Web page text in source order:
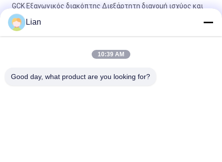
GCK Εξαγωγικός διακόπτης ∆ιεξάρτητη διανομή ισχύος και
έλεγχο κινητήρα για απαιτητικές εφαρμογές
GCS LV Εξαρτήματα διακόπτη με ονομαστική τάση AC 380 400
εξοπλισμού 0.4KV σταθμών παραγωγής ηλεκτρικού ρεύματος
Lian
10:39 AM
Good day, what product are you looking for?